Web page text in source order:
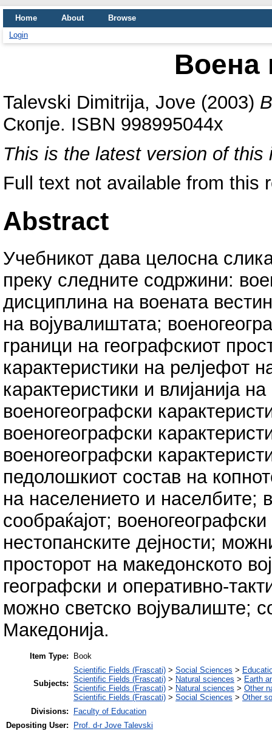
Home About
Browse
Login
Воена
Talevski Dimitrija, Jove (2003)
Скопје. ISBN 998995044x
This is the latest version of this
Full text not available from this
Abstract
Учебникот дава целосна
преку следните содржини:
дисциплина на воената
на војувалиштата;
граници на географскиот
карактеристики на релјефот
карактеристики и влијанија
военогеографски
военогеографски
военогеографски
педолошкиот состав на
на населението и населбите;
сообраќајот;
нестопанските дејности;
просторот на македонското
географски и оперативно-
можно светско војувалиште;
Македонија.
Item Type: Book
Subjects:
Scientific Fields (Frascati) > Social Sciences >
Scientific Fields (Frascati) > Natural sciences > Earth
Scientific Fields (Frascati) > Natural sciences > Other
Scientific Fields (Frascati) > Social Sciences > Other
Divisions:
Faculty of Education
Depositing User:
Prof. d-r Jove Talevski